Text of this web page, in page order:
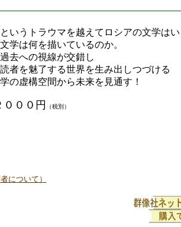
いうトラウマを越えてロシアの文学は
学は何を描いているのか。
去への視線が交錯し
者を魅了する世界を生み出しつづける
の虚構空間から未来を見通す！
０００円 （税別）
について）